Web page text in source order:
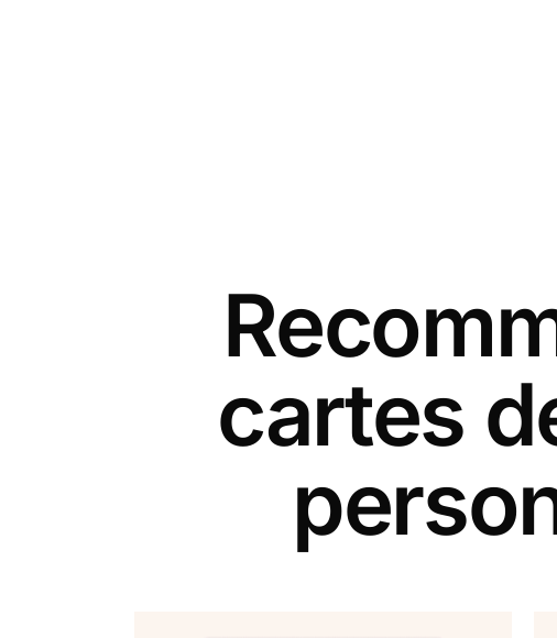
cartes